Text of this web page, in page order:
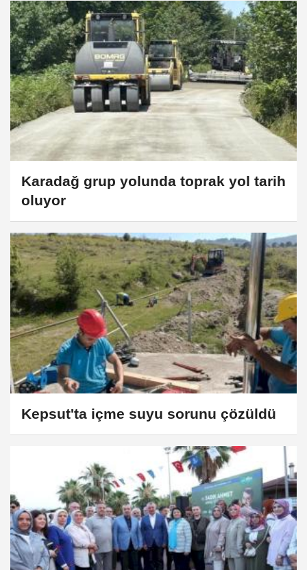
Karadağ grup yolunda toprak yol tarih
oluyor
Kepsut'ta içme suyu sorunu çözüldü